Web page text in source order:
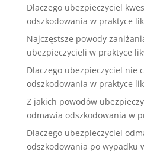
Dlaczego ubezpieczyciel
odszkodowania w praktyce
Najczęstsze powody
ubezpieczycieli w praktyce
Dlaczego ubezpieczyciel nie
odszkodowania w praktyce
Z jakich powodów
odmawia odszkodowania w
Dlaczego ubezpieczyciel
odszkodowania po wypadku